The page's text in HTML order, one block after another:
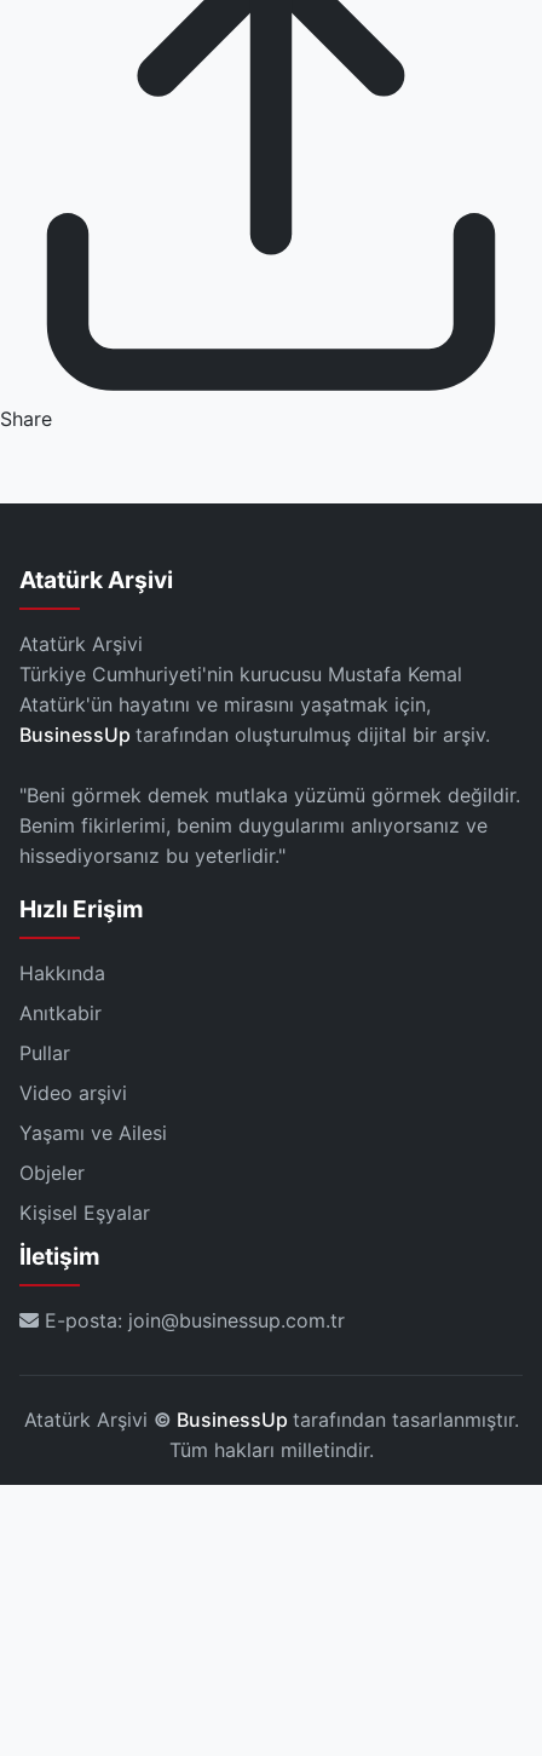
Share
Atatürk Arşivi
Atatürk Arşivi
Türkiye Cumhuriyeti'nin kurucusu Mustafa Kemal
Atatürk'ün hayatını ve mirasını yaşatmak için,
BusinessUp tarafından oluşturulmuş dijital bir arşiv.
"Beni görmek demek mutlaka yüzümü görmek değildir.
Benim fikirlerimi, benim duygularımı anlıyorsanız ve
hissediyorsanız bu yeterlidir."
Hızlı Erişim
Hakkında
Anıtkabir
Pullar
Video arşivi
Yaşamı ve Ailesi
Objeler
Kişisel Eşyalar
İletişim
E-posta: join@businessup.com.tr
Atatürk Arşivi © BusinessUp tarafından tasarlanmıştır.
Tüm hakları milletindir.